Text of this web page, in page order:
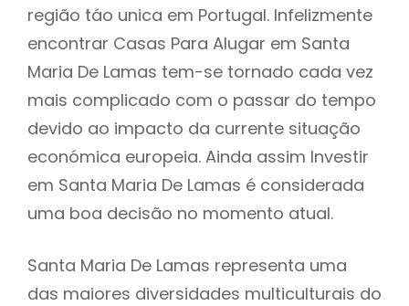
região táo unica em Portugal. Infelizmente
encontrar Casas Para Alugar em Santa
Maria De Lamas tem-se tornado cada vez
mais complicado com o passar do tempo
devido ao impacto da currente situação
económica europeia. Ainda assim Investir
em Santa Maria De Lamas é considerada
uma boa decisão no momento atual.
Santa Maria De Lamas representa uma
das maiores diversidades multiculturais do